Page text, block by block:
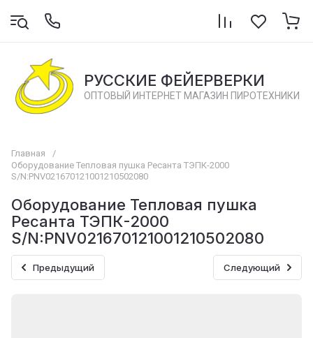
РУССКИЕ ФЕЙЕРВЕРКИ
ОПТОВЫЙ ИНТЕРНЕТ МАГАЗИН ПИРОТЕХНИКИ
Главная
/
Оборудование Тепловая пушка Ресанта ТЭПК-2000
S/N:PNV021670121001210502080
Оборудование Тепловая пушка
Ресанта ТЭПК-2000
S/N:PNV021670121001210502080
Предыдущий Следующий